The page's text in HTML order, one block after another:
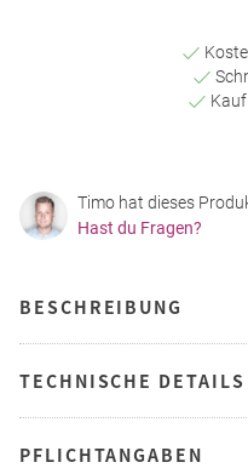
Timo hat dieses
Hast du Fragen?
BESCHREIBUNG
TECHNISCHE DETAILS
PFLICHTANGABEN